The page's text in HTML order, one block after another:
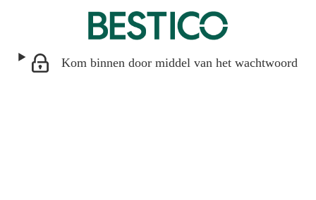
Kom binnen door middel van het wachtwoord